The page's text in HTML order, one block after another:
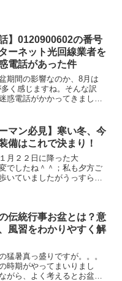
】0120900602の番号
ーネット光回線業者を
電話があった件
期間の影響なのか、8月は
く感じますね。そんな訳
惑電話がかかってきまし
番号から電話がかかっ...
マン必見】寒い冬、今
備はこれで決まり！
月２２日に降った大
でしたね＾＾；私も夕方ご
いていましたがうっすら積
係なく通勤しなくて...
伝統行事お盆とは？意
風習をわかりやすく解
猛暑真っ盛りですが。。。
時期がやってまいりまし
がら、よく考えるとお盆に